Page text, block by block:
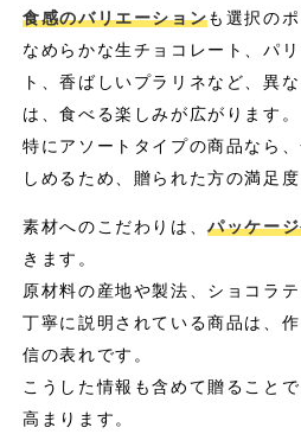
食感のバリエーションも選択の
なめらかな生チョコレート、パ
ト、香ばしいプラリネなど、異
は、食べる楽しみが広がります。
特にアソートタイプの商品なら
しめるため、贈られた方の満足度
素材へのこだわりは、パッケー
きます。
原材料の産地や製法、ショコラ
丁寧に説明されている商品は、
信の表れです。
こうした情報も含めて贈ること
高まります。